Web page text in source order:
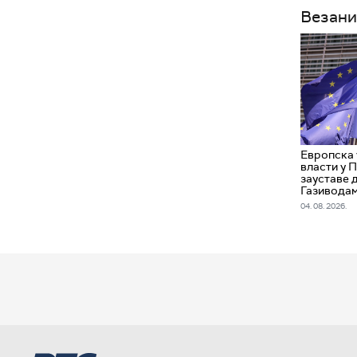
Европска
власти у
зауставе
04. 08. 2026.